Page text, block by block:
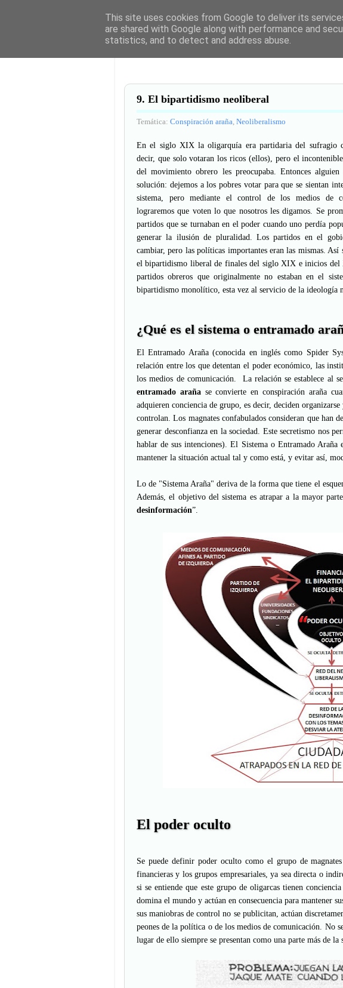
Análisis del neoliberalismo en
Análisis Actualizado a 2026. Un análisis profundo
9. El bipartidismo neoliberal
Temática: Conspiración araña, Neoliberalismo
En el siglo XIX la oligarquía era partidaria del sufragio
decir, que solo votaran los ricos (ellos), pero el
del movimiento obrero les preocupaba. Entonces
solución: dejemos a los pobres votar para que se sientan
sistema, pero mediante el control de los medios de
lograremos que voten lo que nosotros les digamos. Se
partidos que se turnaban en el poder cuando uno perdía
generar la ilusión de pluralidad. Los partidos en el
cambiar, pero las políticas importantes eran las mismas. Así
el bipartidismo liberal de finales del siglo XIX e inicios
partidos obreros que originalmente no estaban en el
bipartidismo monolítico, esta vez al servicio de la ideología
¿Qué es el sistema o entramado
El Entramado Araña (conocida en inglés como Spider
relación entre los que detentan el poder económico, las
los medios de comunicación. La relación se establece al
entramado arañase convierte en conspiración araña
adquieren conciencia de grupo, es decir, deciden
controlan. Los magnates confabulados consideran que han
generar desconfianza en la sociedad. Este secretismo nos
hablar de sus intenciones). El Sistema o Entramado
mantener la situación actual tal y como está, y evitar así,
Lo de "Sistema Araña" deriva de la forma que tiene el
Además, el objetivo del sistema es atrapar a la mayor
desinformación”.
El poder oculto
Se puede definir poder oculto como el grupo de
financieras y los grupos empresariales, ya sea directa o
si se entiende que este grupo de oligarcas tienen
domina el mundo y actúan en consecuencia para mantener
sus maniobras de control no se publicitan, actúan
peones de la política o de los medios de comunicación. No
lugar de ello siempre se presentan como una parte más de la
This site uses cookies from Google to deliver its
are shared with Google along with performance and
statistics, and to detect and address abuse.